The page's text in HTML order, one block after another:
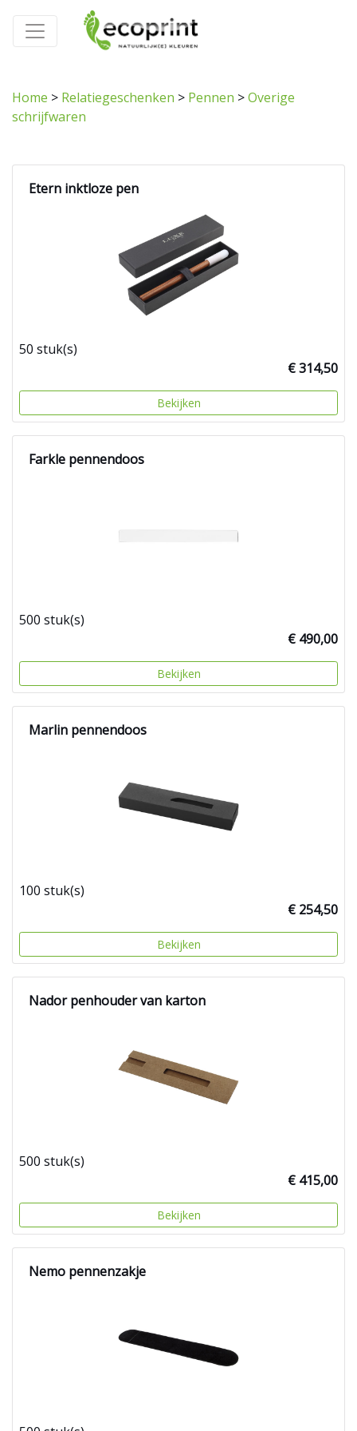
Home > Relatiegeschenken > Pennen >Overige
schrijfwaren
Etern inktloze pen
50 stuk(s)
€ 314,50
Bekijken
Farkle pennendoos
500 stuk(s)
€ 490,00
Bekijken
Marlin pennendoos
100 stuk(s)
€ 254,50
Bekijken
Nador penhouder van karton
500 stuk(s)
€ 415,00
Bekijken
Nemo pennenzakje